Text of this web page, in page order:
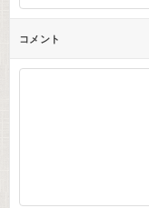
コメント